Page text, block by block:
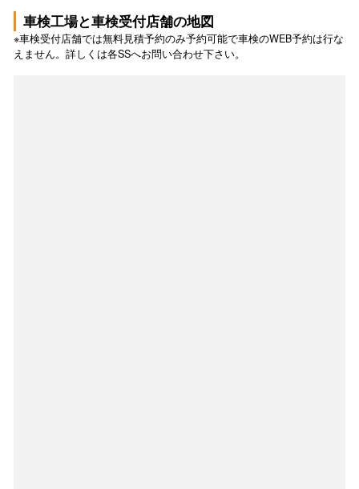
車検工場と車検受付店舗の地図
※車検受付店舗では無料見積予約のみ予約可能で車検のWEB予約は行な
えません。詳しくは各SSへお問い合わせ下さい。